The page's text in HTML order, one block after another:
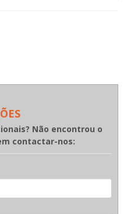
Não encontrou o
contactar-nos: